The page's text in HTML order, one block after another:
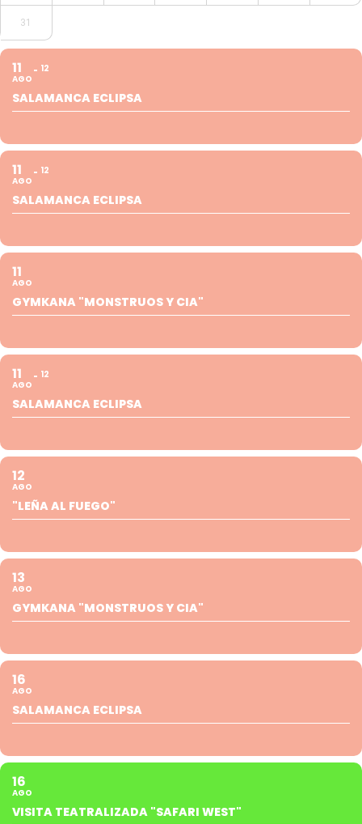
31
11
AGO
12
SALAMANCA ECLIPSA
11
AGO
12
SALAMANCA ECLIPSA
11
AGO
GYMKANA "MONSTRUOS Y CIA"
11
AGO
12
SALAMANCA ECLIPSA
12
AGO
"LEÑA AL FUEGO"
13
AGO
GYMKANA "MONSTRUOS Y CIA"
16
AGO
SALAMANCA ECLIPSA
16
AGO
VISITA TEATRALIZADA "SAFARI WEST"